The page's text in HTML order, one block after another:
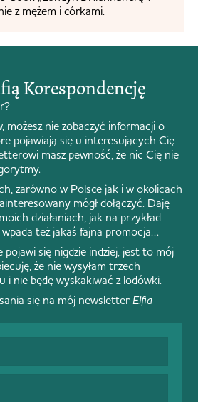
z mężem i córkami.
Korespondencję
możesz nie zobaczyć informacji o
pojawiają się u interesujących Cię
masz pewność, że nic Cię nie
zarówno w Polsce jak i w okolicach
mógł dołączyć. Daję
działaniach, jak na przykład
też jakaś fajna promocja…
się nigdzie indziej, jest to mój
że nie wysyłam trzech
i nie będę wyskakiwać z lodówki.
się na mój newsletter Elfia